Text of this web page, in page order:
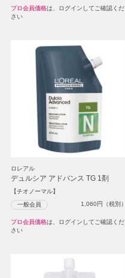
プロ会員価格は、ログインしてご確認くだ
さい
ロレアル
デュルシア アドバンス TG 1剤
【チオノーマル】
一般会員 1,060円（税別）
プロ会員価格は、ログインしてご確認くだ
さい